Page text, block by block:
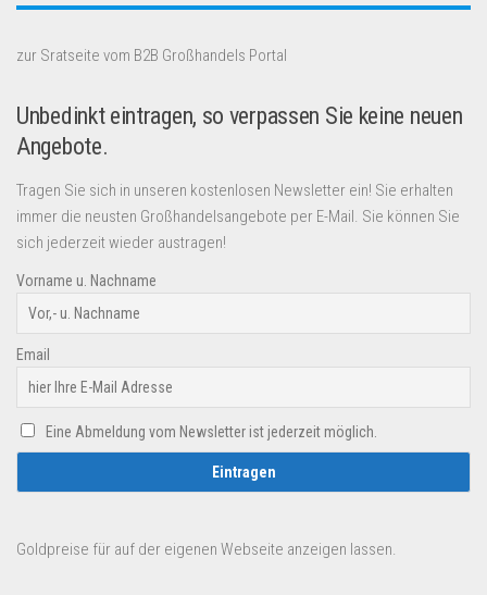
zur Sratseite vom B2B Großhandels Portal
Unbedinkt eintragen, so verpassen Sie keine neuen
Angebote.
Tragen Sie sich in unseren kostenlosen Newsletter ein! Sie erhalten
immer die neusten Großhandelsangebote per E-Mail. Sie können Sie
sich jederzeit wieder austragen!
Vorname u. Nachname
Email
Eine Abmeldung vom Newsletter ist jederzeit möglich.
Goldpreise für auf der eigenen Webseite anzeigen lassen.